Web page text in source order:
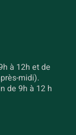
à 12h et de
midi).
de 9h à 12 h